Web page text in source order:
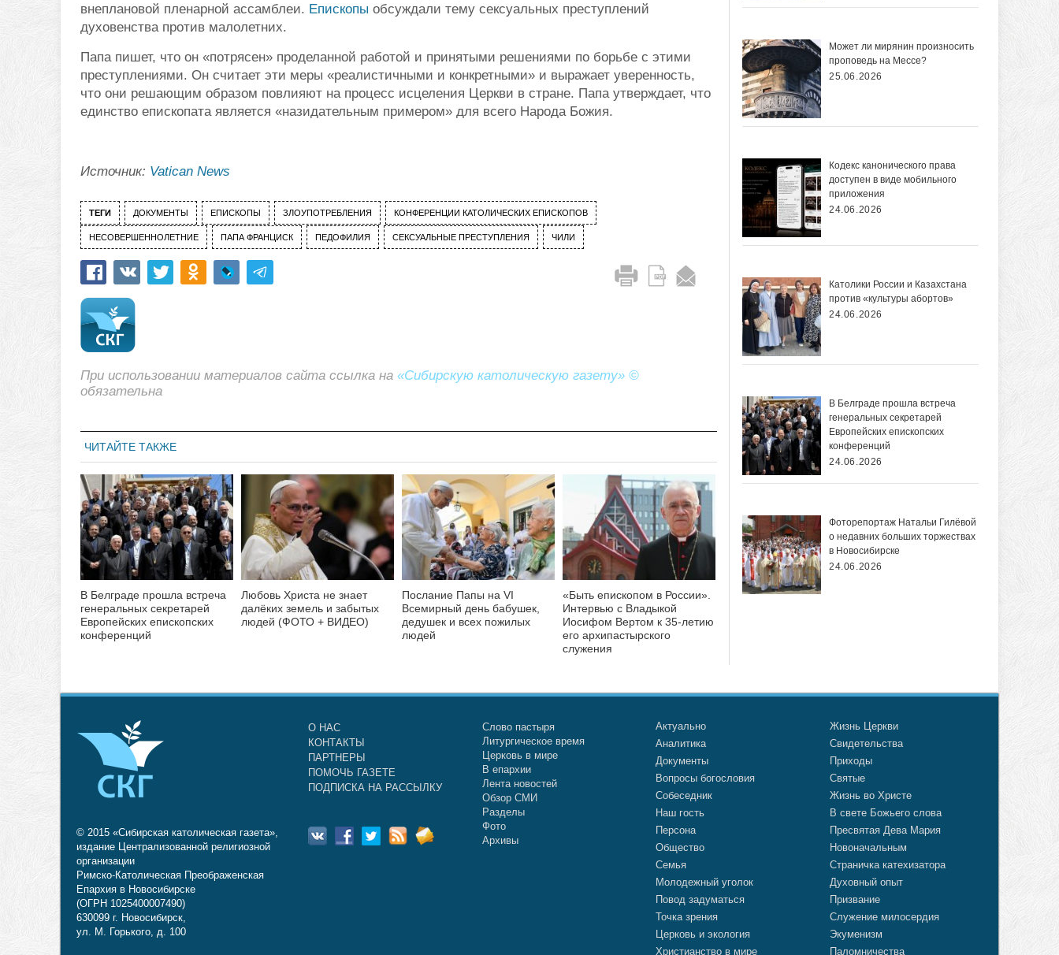
внеплановой пленарной ассамблеи. Епископы обсуждали тему сексуальных преступлений
духовенства против малолетних.
Папа пишет, что он «потрясен» проделанной работой и принятыми решениями по борьбе с этими
преступлениями. Он считает эти меры «реалистичными и конкретными» и выражает уверенность,
что они решающим образом повлияют на процесс исцеления Церкви в стране. Папа утверждает, что
единство епископата является «назидательным примером» для всего Народа Божия.
Источник: Vatican News
ТЕГИ ДОКУМЕНТЫ ЕПИСКОПЫ ЗЛОУПОТРЕБЛЕНИЯ КОНФЕРЕНЦИИ КАТОЛИЧЕСКИХ ЕПИСКОПОВ
НЕСОВЕРШЕННОЛЕТНИЕ ПАПА ФРАНЦИСК ПЕДОФИЛИЯ СЕКСУАЛЬНЫЕ ПРЕСТУПЛЕНИЯ ЧИЛИ
При использовании материалов сайта ссылка на «Сибирскую католическую газету» ©
обязательна
ЧИТАЙТЕ ТАКЖЕ
В Белграде прошла встреча
генеральных секретарей
Европейских епископских
конференций
Любовь Христа не знает
далёких земель и забытых
людей (ФОТО + ВИДЕО)
Послание Папы на VI
Всемирный день бабушек,
дедушек и всех пожилых
людей
«Быть епископом в России».
Интервью с Владыкой
Иосифом Вертом к 35-летию
его архипастырского
служения
Может ли мирянин произносить
проповедь на Мессе?
25.06.2026
Кодекс канонического права
доступен в виде мобильного
приложения
24.06.2026
Католики России и Казахстана
против «культуры абортов»
24.06.2026
В Белграде прошла встреча
генеральных секретарей
Европейских епископских
конференций
24.06.2026
Фоторепортаж Натальи Гилёвой
о недавних больших торжествах
в Новосибирске
24.06.2026
© 2015 «Сибирская католическая газета»,
издание Централизованной религиозной
организации
Римско-Католическая Преображенская
Епархия в Новосибирске
(ОГРН 1025400007490)
630099 г. Новосибирск,
ул. М. Горького, д. 100
О НАС
КОНТАКТЫ
ПАРТНЕРЫ
ПОМОЧЬ ГАЗЕТЕ
ПОДПИСКА НА РАССЫЛКУ
Слово пастыря
Литургическое время
Церковь в мире
В епархии
Лента новостей
Обзор СМИ
Разделы
Фото
Архивы
Актуально
Аналитика
Документы
Вопросы богословия
Собеседник
Наш гость
Персона
Общество
Семья
Молодежный уголок
Повод задуматься
Точка зрения
Церковь и экология
Христианство в мире
Жизнь Церкви
Свидетельства
Приходы
Святые
Жизнь во Христе
В свете Божьего слова
Пресвятая Дева Мария
Новоначальным
Страничка катехизатора
Духовный опыт
Призвание
Служение милосердия
Экуменизм
Паломничества